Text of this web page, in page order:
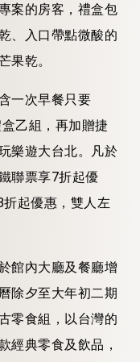
案的房客，禮盒包
、入口帶點微酸的
果乾。
一次早餐只要
乙組，再加贈捷
樂遊大台北。凡於
聯票享7折起優
起優惠，雙人左
館內大廳及餐廳增
除夕至大年初二期
零食組，以台灣的
經典零食及飲品，